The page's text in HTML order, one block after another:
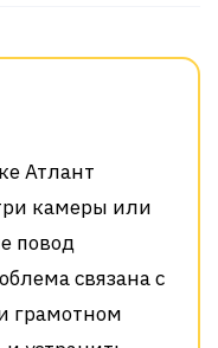
Атлант
камеры или
повод
связана с
грамотном